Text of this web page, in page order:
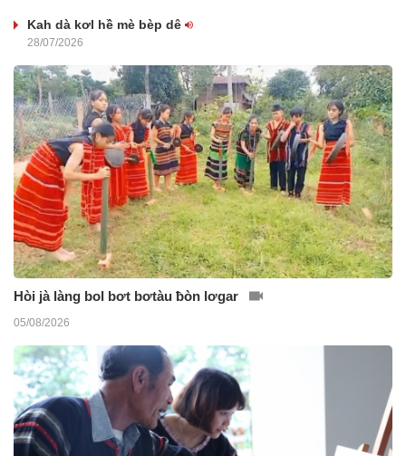
Kah dà kơl hề mè bèp dê
28/07/2026
Hòi jà làng bol bơt bơtàu ƀòn lơgar
05/08/2026